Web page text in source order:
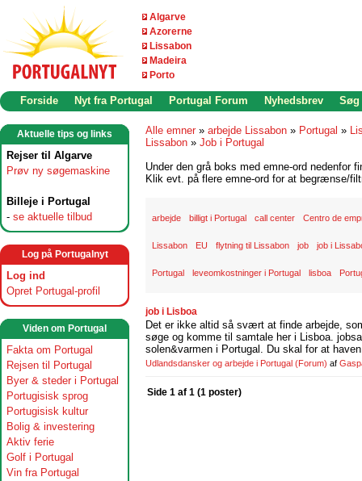
Algarve
Azorerne
Lissabon
Madeira
Porto
Forside Nyt fra Portugal Portugal Forum Nyhedsbrev Søg
Aktuelle tips og links
Rejser til Algarve
Prøv ny søgemaskine
Billeje i Portugal
- se aktuelle tilbud
Log på Portugalnyt
Log ind
Opret Portugal-profil
Viden om Portugal
Fakta om Portugal
Rejsen til Portugal
Byer & steder i Portugal
Portugisisk sprog
Portugisisk kultur
Bolig & investering
Aktiv ferie
Golf i Portugal
Vin fra Portugal
Alle emner » arbejde Lissabon » Portugal »
Lissabon » Job i Portugal
Under den grå boks med emne-ord nedenfor
Klik evt. på flere emne-ord for at begrænse/
arbejde billigt i Portugal call center Centro de
Lissabon EU flytning til Lissabon job job i
Portugal leveomkostninger i Portugal lisboa
job i Lisboa
Det er ikke altid så svært at finde arbejde,
søge og komme til samtale her i Lisboa.
solen&varmen i Portugal. Du skal for at
Udlandsdansker og arbejde i Portugal (Forum) af
Side 1 af 1 (1 poster)